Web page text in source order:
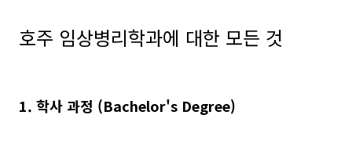
호주 임상병리학과에 대한 모든 것
1. 학사 과정 (Bachelor's Degree)